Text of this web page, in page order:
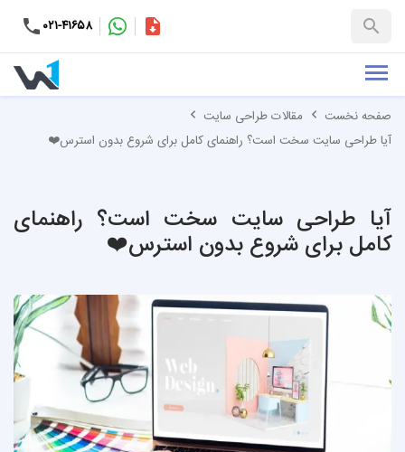
۰۲۱-۴۱۶۵۸
+۹۸-کاتالوگ
صفحه نخست
مقالات طراحی سایت
آیا طراحی سایت سخت است؟ راهنمای کامل برای شروع بدون استرس❤️
آیا طراحی سایت سخت است؟ راهنمای
کامل برای شروع بدون استرس❤️